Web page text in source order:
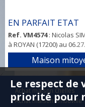
EN PARFAIT ETAT
Ref. VM4574: Nicolas
à ROYAN (17200) au
Une Maison récente
Comprenant: séjour
bains avec douche, WC
devant la maison -
Pas sur ...
Maison
Achat maison Chelles
Achat maison Arnouville
Le respect de
priorité pour